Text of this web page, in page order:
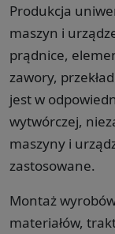
Produkcja
maszyn i
prądnice,
zawory,
jest w
wytwórczej,
maszyny i
zastosowane.
Montaż
materiałów,